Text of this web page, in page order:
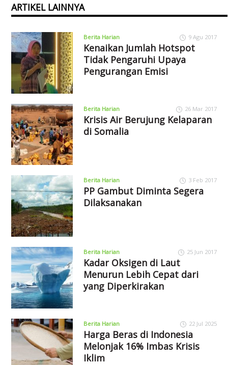
ARTIKEL LAINNYA
Berita Harian 9 Agu 2017
Kenaikan Jumlah Hotspot
Tidak Pengaruhi Upaya
Pengurangan Emisi
Berita Harian 26 Mar 2017
Krisis Air Berujung Kelaparan
di Somalia
Berita Harian 3 Feb 2017
PP Gambut Diminta Segera
Dilaksanakan
Berita Harian 25 Jun 2017
Kadar Oksigen di Laut
Menurun Lebih Cepat dari
yang Diperkirakan
Berita Harian 22 Jul 2025
Harga Beras di Indonesia
Melonjak 16% Imbas Krisis
Iklim